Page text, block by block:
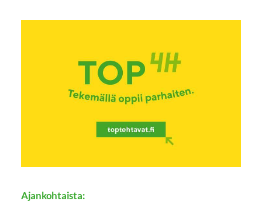
Ajankohtaista: